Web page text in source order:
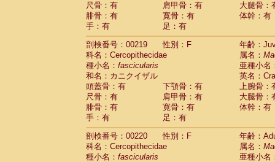
尺骨：有
肩甲骨：有
大腿骨：
腓骨：有
寛骨：有
体幹：有
手：有
足：有
剖検番号：00219
性別：F
年齢：
科名：Cercopithecidae
属名：
種小名： fascicularis
亜種小名
和名：カニクイザル
英名：
頭蓋骨：有
下顎骨：有
上腕骨：
尺骨：有
肩甲骨：有
大腿骨：
腓骨：有
寛骨：有
体幹：有
手：有
足：有
剖検番号：00220
性別：F
年齢：
科名：Cercopithecidae
属名：
種小名： fascicularis
亜種小名